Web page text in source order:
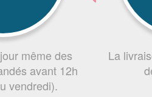
même des
avant 12h
vendredi).
La